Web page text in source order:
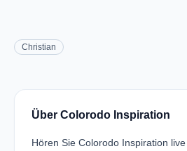
Christian
Über Colorodo Inspiration
Hören Sie Colorodo Inspiration